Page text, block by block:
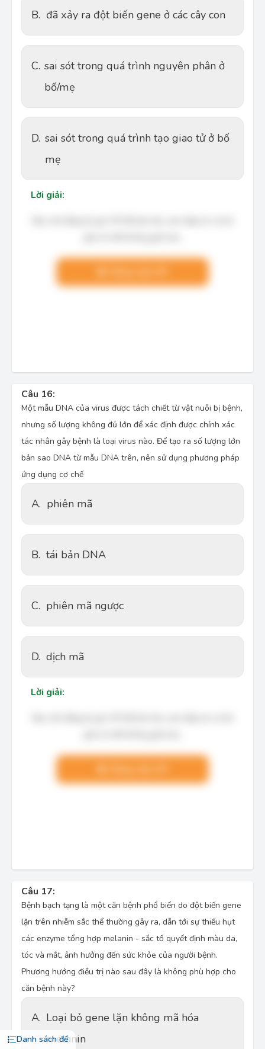
Danh sách đề
B. đã xảy ra đột biến gene ở các cây con
C. sai sót trong quá trình nguyên phân ở
bố/mẹ
D. sai sót trong quá trình tạo giao tử ở bố
mẹ
Lời giải:
Câu 16:
Một mẫu DNA của virus được tách chiết từ vật nuôi bị bệnh,
nhưng số lượng không đủ lớn để xác định được chính xác
tác nhân gây bệnh là loại virus nào. Để tạo ra số lượng lớn
bản sao DNA từ mẫu DNA trên, nên sử dụng phương pháp
ứng dụng cơ chế
A. phiên mã
B. tái bản DNA
C. phiên mã ngược
D. dịch mã
Lời giải:
Câu 17:
Bệnh bạch tạng là một căn bệnh phổ biến do đột biến gene
lặn trên nhiễm sắc thể thường gây ra, dẫn tới sự thiếu hụt
các enzyme tổng hợp melanin - sắc tố quyết định màu da,
tóc và mắt, ảnh hưởng đến sức khỏe của người bệnh.
Phương hướng điều trị nào sau đây là không phù hợp cho
căn bệnh này?
A. Loại bỏ gene lặn không mã hóa
melanin